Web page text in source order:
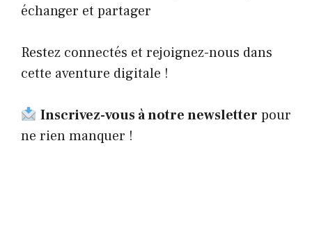
échanger et partager
Restez connectés et rejoignez-nous dans
cette aventure digitale !
Inscrivez-vous à notre newsletter pour
ne rien manquer !